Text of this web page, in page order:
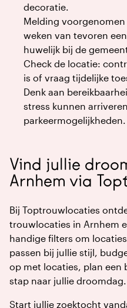
decoratie.
Melding
weken van tevoren
huwelijk bij de
Check de locatie:
is of vraag tijdelijke
Denk aan
stress kunnen
parkeermogelijkheden.
Vind jullie
Arnhem via
Bij Toptrouwlocaties
trouwlocaties in Arnhem
handige filters om
passen bij jullie stijl,
op met locaties, plan een
stap naar jullie droomdag.
Start jullie zoektocht